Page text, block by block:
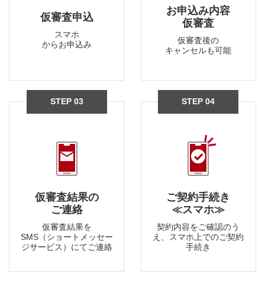
仮審査申込​
スマホ
からお申込み​
お申込み内容
仮審査
仮審査後の
キャンセルも可能​
STEP 03
仮審査結果の
ご連絡​
仮審査結果を
SMS（ショートメッセー
ジサービス）にてご連絡​
STEP 04
ご契約手続き
≪スマホ≫
契約内容をご確認のう
え、スマホ上でのご契約
手続き